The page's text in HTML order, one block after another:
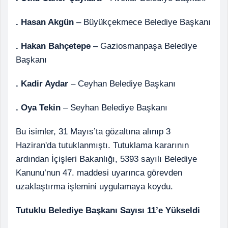
. Hasan Akgün – Büyükçekmece Belediye Başkanı
. Hakan Bahçetepe – Gaziosmanpaşa Belediye
Başkanı
. Kadir Aydar – Ceyhan Belediye Başkanı
. Oya Tekin – Seyhan Belediye Başkanı
Bu isimler, 31 Mayıs’ta gözaltına alınıp 3
Haziran'da tutuklanmıştı. Tutuklama kararının
ardından İçişleri Bakanlığı, 5393 sayılı Belediye
Kanunu’nun 47. maddesi uyarınca görevden
uzaklaştırma işlemini uygulamaya koydu.
Tutuklu Belediye Başkanı Sayısı 11’e Yükseldi